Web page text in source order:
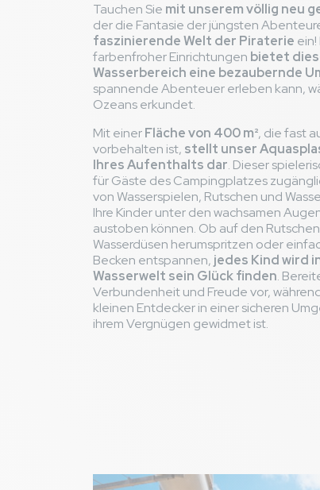
Tauchen Sie mit unserem völlig neu
der die Fantasie der jüngsten
faszinierende Welt der Piraterie
farbenfroher Einrichtungen bietet
Wasserbereich eine bezaubernde
spannende Abenteuer erleben kann,
Ozeans erkundet.
Mit einerFläche von 400 m², die fast
vorbehalten ist, stellt unser
Ihres Aufenthalts dar. Dieser
für Gäste des Campingplatzes
von Wasserspielen, Rutschen und
Ihre Kinder unter den wachsamen
austoben können. Ob auf den Rutschen
Wasserdüsen herumspritzen oder
Becken entspannen, jedes Kind wird
Wasserwelt sein Glück finden.
Verbundenheit und Freude vor,
kleinen Entdecker in einer sicheren
ihrem Vergnügen gewidmet ist.